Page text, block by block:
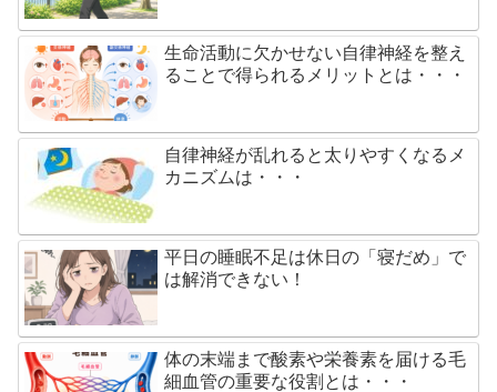
生命活動に欠かせない自律神経を整え
ることで得られるメリットとは・・・
自律神経が乱れると太りやすくなるメ
カニズムは・・・
平日の睡眠不足は休日の「寝だめ」で
は解消できない！
体の末端まで酸素や栄養素を届ける毛
細血管の重要な役割とは・・・